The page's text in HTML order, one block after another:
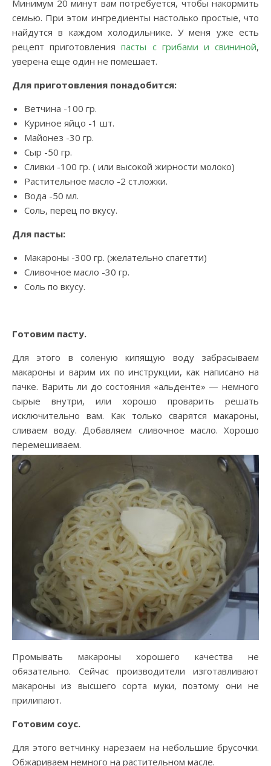
Минимум 20 минут вам потребуется, чтобы накормить
семью. При этом ингредиенты настолько простые, что
найдутся в каждом холодильнике. У меня уже есть
рецепт приготовления пасты с грибами и свининой,
уверена еще один не помешает.
Для приготовления понадобится:
Ветчина -100 гр.
Куриное яйцо -1 шт.
Майонез -30 гр.
Сыр -50 гр.
Сливки -100 гр. ( или высокой жирности молоко)
Растительное масло -2 ст.ложки.
Вода -50 мл.
Соль, перец по вкусу.
Для пасты:
Макароны -300 гр. (желательно спагетти)
Сливочное масло -30 гр.
Соль по вкусу.
Готовим пасту.
Для этого в соленую кипящую воду забрасываем
макароны и варим их по инструкции, как написано на
пачке. Варить ли до состояния «альденте» — немного
сырые внутри, или хорошо проварить решать
исключительно вам. Как только сварятся макароны,
сливаем воду. Добавляем сливочное масло. Хорошо
перемешиваем.
Промывать макароны хорошего качества не
обязательно. Сейчас производители изготавливают
макароны из высшего сорта муки, поэтому они не
прилипают.
Готовим соус.
Для этого ветчинку нарезаем на небольшие брусочки.
Обжариваем немного на растительном масле.